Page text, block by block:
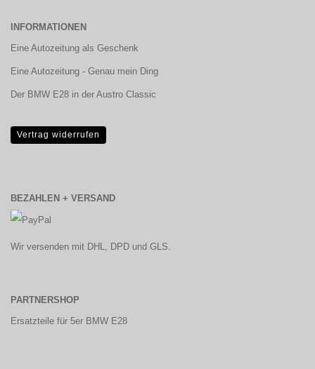
INFORMATIONEN
Eine Autozeitung als Geschenk
Eine Autozeitung - Genau mein Ding
Der BMW E28 in der Austro Classic
Vertrag widerrufen
BEZAHLEN + VERSAND
Wir versenden mit DHL, DPD und GLS.
PARTNERSHOP
Ersatzteile für 5er BMW E28